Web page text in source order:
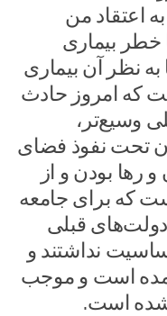
اعتقاد من
خطر بیماری
به نظر آن بیماری
که امروز حادث
وسیع‌تر،
تحت نفوذ فضای
رها بودن و از
که برای جامعه
قبلی
نداشتند و
است و موجب
است.